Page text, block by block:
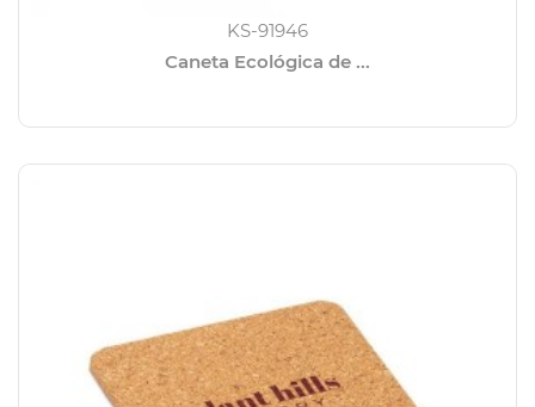
KS-91946
Caneta Ecológica de ...